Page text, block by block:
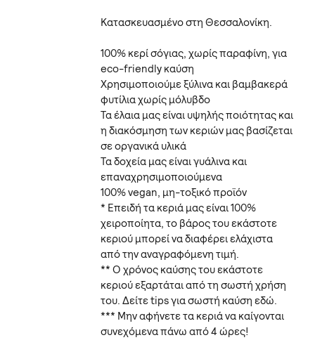
Κατασκευασμένο στη Θεσσαλονίκη.
100% κερί σόγιας, χωρίς παραφίνη, για
eco-friendly καύση
Χρησιμοποιούμε ξύλινα και βαμβακερά
φυτίλια χωρίς μόλυβδο
Τα έλαια μας είναι υψηλής ποιότητας και
η διακόσμηση των κεριών μας βασίζεται
σε οργανικά υλικά
Τα δοχεία μας είναι γυάλινα και
επαναχρησιμοποιούμενα
100% vegan, μη-τοξικό προϊόν
* Επειδή τα κεριά μας είναι 100%
χειροποίητα, το βάρος του εκάστοτε
κεριού μπορεί να διαφέρει ελάχιστα
από την αναγραφόμενη τιμή.
** Ο χρόνος καύσης του εκάστοτε
κεριού εξαρτάται από τη σωστή χρήση
του. Δείτε tips για σωστή καύση εδώ.
*** Μην αφήνετε τα κεριά να καίγονται
συνεχόμενα πάνω από 4 ώρες!